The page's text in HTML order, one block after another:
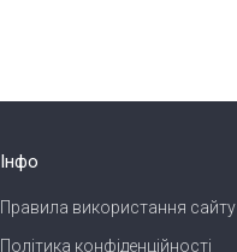
Інфо
Правила використання сайту
Політика конфіденційності